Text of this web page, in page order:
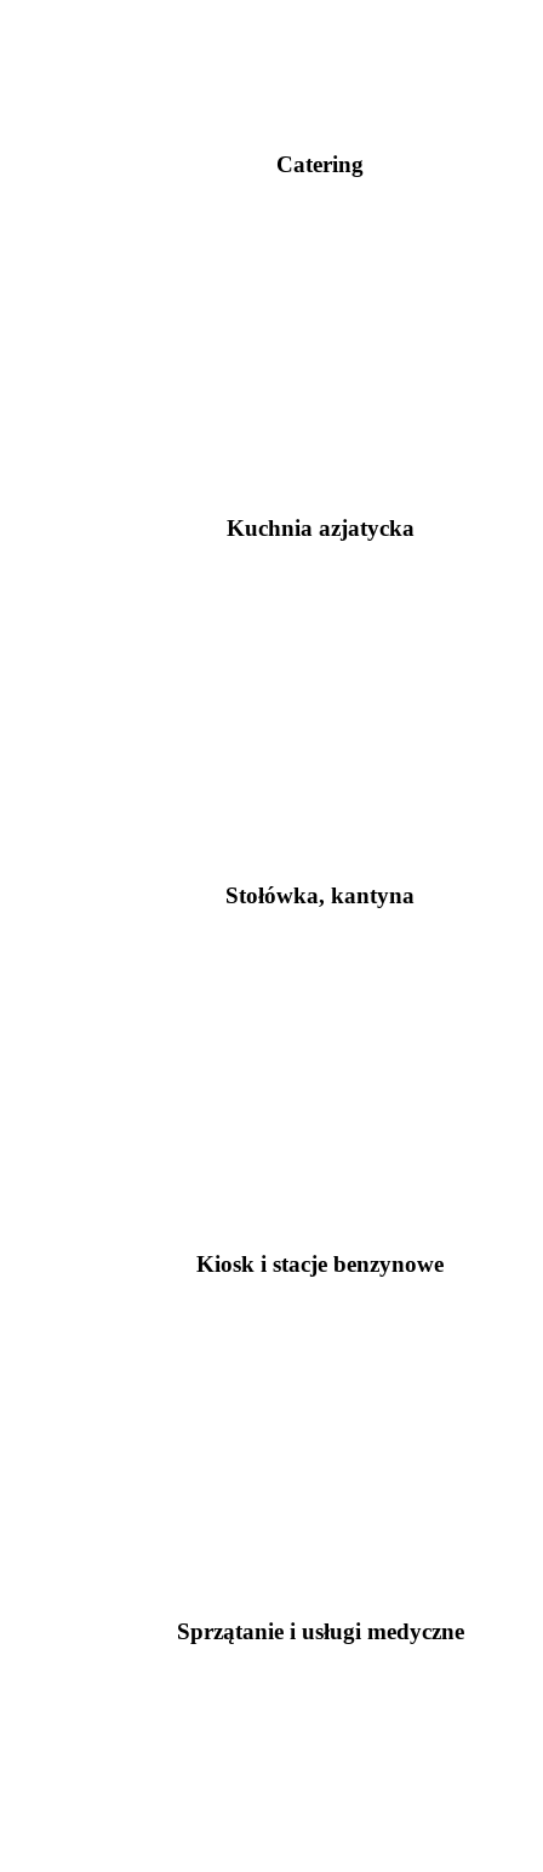
Catering
Kuchnia azjatycka
Stołówka, kantyna
Kiosk i stacje benzynowe
Sprzątanie i usługi medyczne